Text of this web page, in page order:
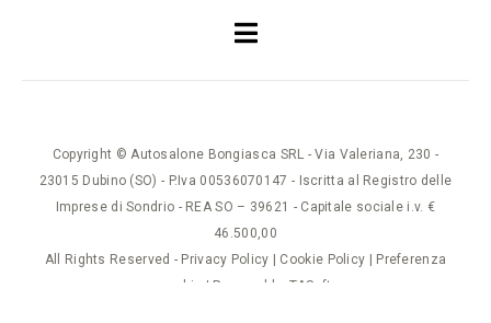
Copyright © Autosalone Bongiasca SRL - Via Valeriana, 230 -
23015 Dubino (SO) - P.Iva 00536070147 - Iscritta al Registro delle
Imprese di Sondrio - REA SO – 39621 - Capitale sociale i.v. €
46.500,00
All Rights Reserved - Privacy Policy Cookie Policy
Preferenza
cookie
| Powered by TASoft